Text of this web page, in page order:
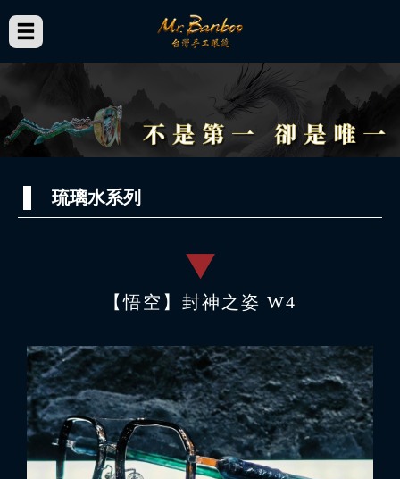
琉璃水系列
【悟空】封神之姿 W4